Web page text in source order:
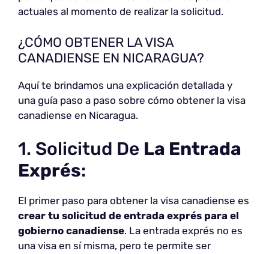
actuales al momento de realizar la solicitud.
¿CÓMO OBTENER LA VISA
CANADIENSE EN NICARAGUA?
Aquí te brindamos una explicación detallada y
una guía paso a paso sobre cómo obtener la visa
canadiense en Nicaragua.
1. Solicitud De La Entrada
Exprés:
El primer paso para obtener la visa canadiense es
crear tu solicitud de entrada exprés para el
gobierno canadiense. La entrada exprés no es
una visa en sí misma, pero te permite ser